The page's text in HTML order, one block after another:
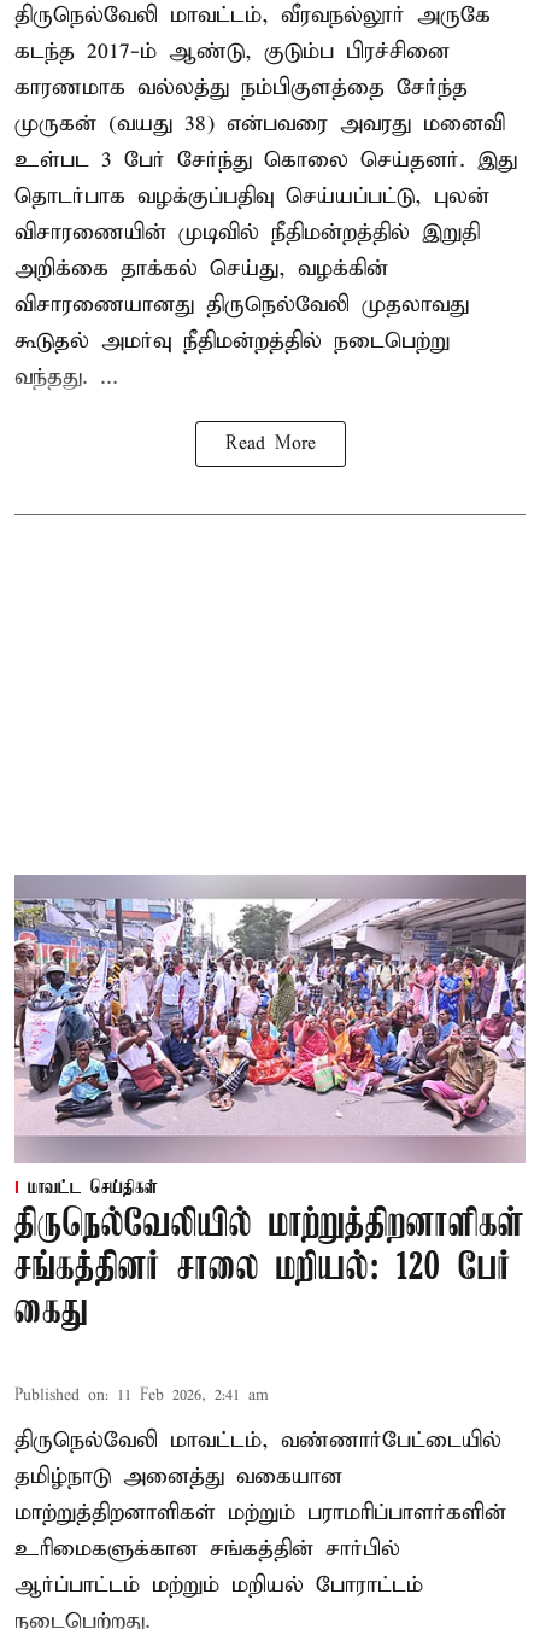
திருநெல்வேலி மாவட்டம், வீரவநல்லூர் அருகே
கடந்த 2017-ம் ஆண்டு, குடும்ப பிரச்சினை
காரணமாக வல்லத்து நம்பிகுளத்தை சேர்ந்த
முருகன் (வயது 38) என்பவரை அவரது மனைவி
உள்பட 3 பேர் சேர்ந்து கொலை செய்தனர். இது
தொடர்பாக வழக்குப்பதிவு செய்யப்பட்டு, புலன்
விசாரணையின் முடிவில் நீதிமன்றத்தில் இறுதி
அறிக்கை தாக்கல் செய்து, வழக்கின்
விசாரணையானது திருநெல்வேலி முதலாவது
கூடுதல் அமர்வு நீதிமன்றத்தில் நடைபெற்று
வந்தது. ...
Read More
மாவட்ட செய்திகள்
திருநெல்வேலியில் மாற்றுத்திறனாளிகள்
சங்கத்தினர் சாலை மறியல்: 120 பேர்
கைது
Published on: 11 Feb 2026, 2:41 am
திருநெல்வேலி மாவட்டம், வண்ணார்பேட்டையில்
தமிழ்நாடு அனைத்து வகையான
மாற்றுத்திறனாளிகள் மற்றும் பராமரிப்பாளர்களின்
உரிமைகளுக்கான சங்கத்தின் சார்பில்
ஆர்ப்பாட்டம் மற்றும் மறியல் போராட்டம்
நடைபெற்றது.